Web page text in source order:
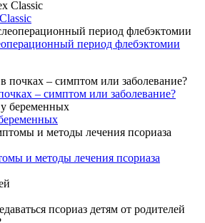
период флебэктомии
– симптом или заболевание?
и методы лечения псориаза